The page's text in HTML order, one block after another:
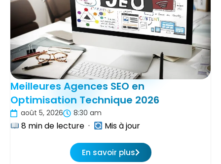
Meilleures Agences SEO en
Optimisation Technique 2026
août 5, 2026 8:30 am
8 min de lecture · Mis à jour
En savoir plus